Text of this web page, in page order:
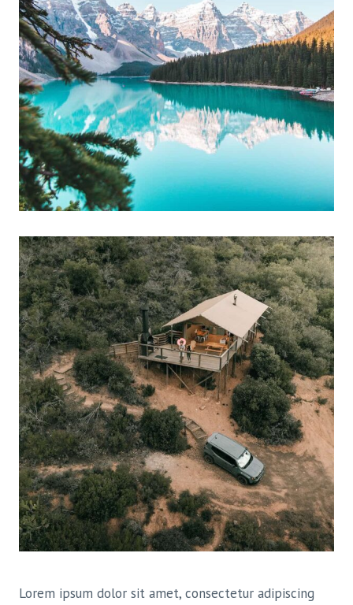
Lorem ipsum dolor sit amet, consectetur adipiscing